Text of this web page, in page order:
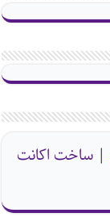
|ساخت اکانت